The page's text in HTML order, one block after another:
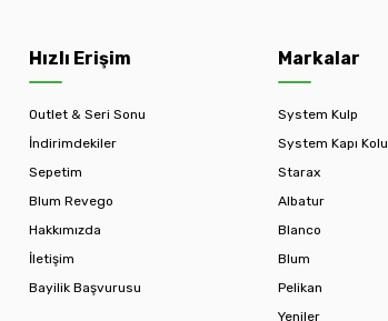
Hızlı Erişim
Outlet & Seri Sonu
İndirimdekiler
Sepetim
Blum Revego
Hakkımızda
İletişim
Bayilik Başvurusu
Markalar
System Kulp
System Kapı Kolu
Starax
Albatur
Blanco
Blum
Pelikan
Yeniler